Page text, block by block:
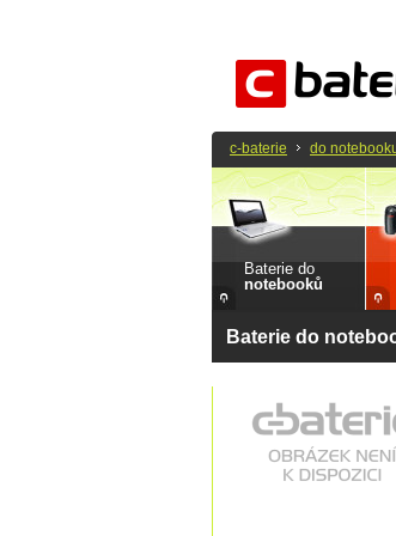
Baterie do
notebooků
Baterie do
c-baterie do